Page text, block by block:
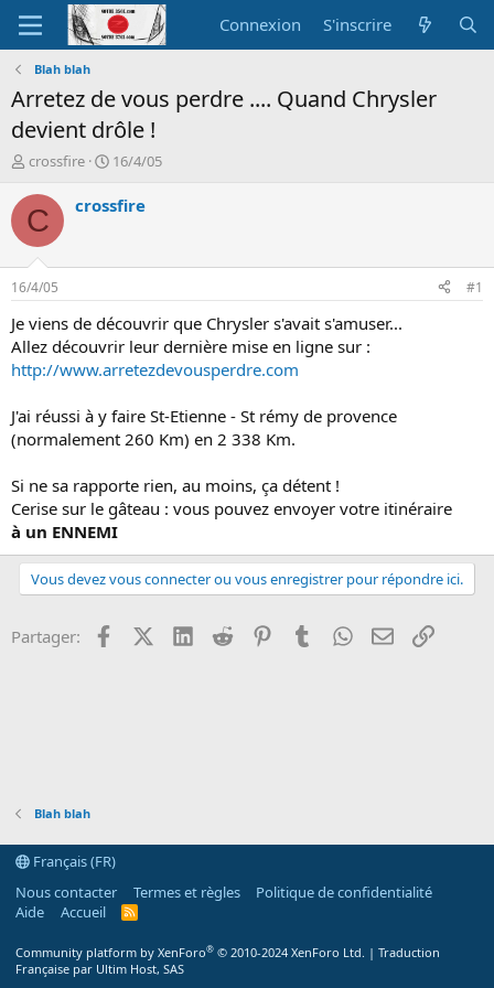
Connexion S'inscrire
Blah blah
Arretez de vous perdre .... Quand Chrysler
devient drôle !
A
t
e
r
d
e
l
a
d
i
c
u
i
o
n
crossfire
D
t
é
b
u
t
16/4/05
C crossfire
16/4/05 #1
Je viens de découvrir que Chrysler s'avait s'amuser...
Allez découvrir leur dernière mise en ligne sur :
http://www.arretezdevousperdre.com
J'ai réussi à y faire St-Etienne - St rémy de provence
(normalement 260 Km) en 2 338 Km.
Si ne sa rapporte rien, au moins, ça détent !
Cerise sur le gâteau : vous pouvez envoyer votre itinéraire
à un ENNEMI
Vous devez vous connecter ou vous enregistrer pour répondre ici.
Partager: FacebookX (Twitter)
LinkedInReddit PinterestTumblrWhatsApp
EmailLien
Blah blah
Français (FR)
Nous contacter
Termes et règles
Politique de confidentialité
Aide
Accueil
R
Community platform by XenForo® © 2010-2024 XenForo Ltd. | Traduction
Française par Ultim Host, SAS